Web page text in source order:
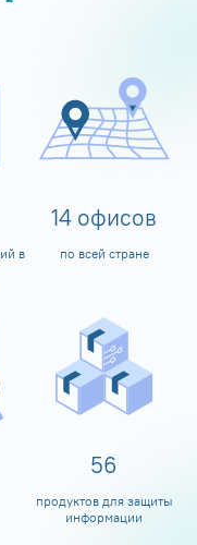
в
14 офисов
по всей стране
60
продуктов для защиты
информации